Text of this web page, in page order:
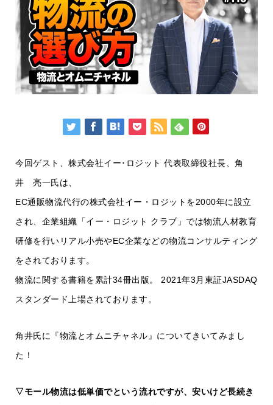
今回ゲスト、株式会社イー･ロジット 代表取締役社長、角
井 亮一氏は、
EC通販物流代行の株式会社イー・ロジットを2000年に設立
され、企業組織「イー・ロジット クラブ」では物流人材教育
研修を行いリアル小売やEC企業などの物流コンサルティング
をされております。
物流に関する書籍を累計34冊出版。 2021年3月東証JASDAQ
スタンダード上場されております。
角井氏に『物流とオムニチャネル』についてきいてみまし
た！
▽モール物流は低単価でという流れですが、安いけど長続き